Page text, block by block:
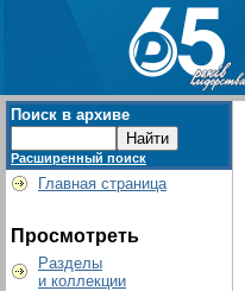
Поиск в архиве
Расширенный поиск
Главная страница
Просмотреть
Разделы
и коллекции